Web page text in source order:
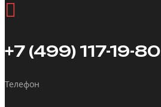
+7 (499) 117-19-80
Телефон